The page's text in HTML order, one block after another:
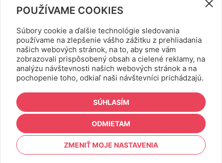
POUŽÍVAME COOKIES
Súbory cookie a ďalšie technológie sledovania
používame na zlepšenie vášho zážitku z prehliadania
našich webových stránok, na to, aby sme vám
zobrazovali prispôsobený obsah a cielené reklamy, na
analýzu návštevnosti našich webových stránok a na
pochopenie toho, odkiaľ naši návštevníci prichádzajú.
SÚHLASÍM
ODMIETAM
ZMENIŤ MOJE NASTAVENIA
Boma Trade, s.r.o.
Hálova 12, 851 01
Bratislava, Slovensko
+421 905 988 666
obchod@farbicky.sk
shopping_cart